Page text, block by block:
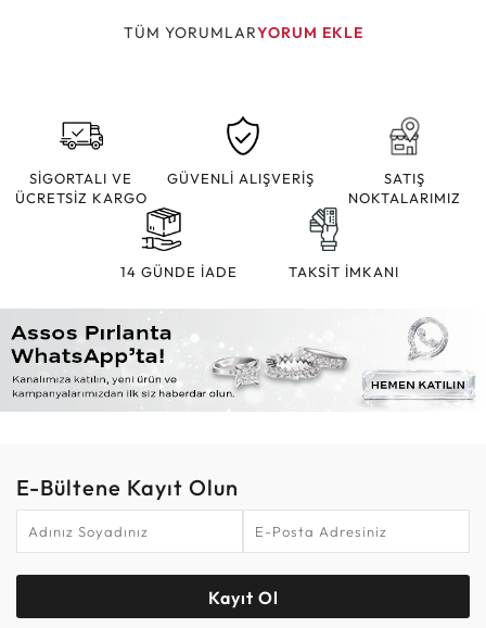
TÜM YORUMLARYORUM EKLE
SİGORTALI VE
ÜCRETSİZ KARGO
GÜVENLİ ALIŞVERİŞ
SATIŞ
NOKTALARIMIZ
14 GÜNDE İADE TAKSİT İMKANI
E-Bültene Kayıt Olun
Kayıt Ol